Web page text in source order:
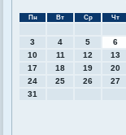
Пн Вт Ср Чт
3
4 5 6
10
11 12 13
17
18 19 20
24
25 26 27
31